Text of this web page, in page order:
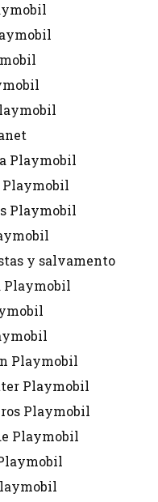
Playmobil
Playmobil
Playmobil
y salvamento
Playmobil
Playmobil
Playmobil
Playmobil
Playmobil